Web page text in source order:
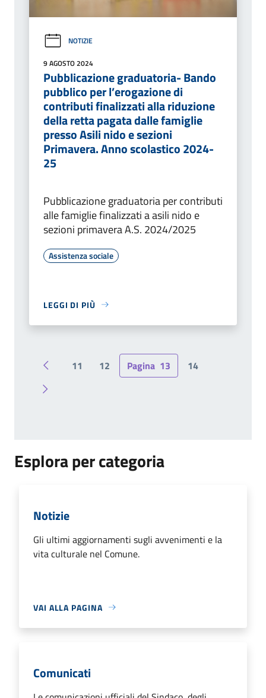
NOTIZIE
9 AGOSTO 2024
Pubblicazione graduatoria- Bando
pubblico per l’erogazione di
contributi finalizzati alla riduzione
della retta pagata dalle famiglie
presso Asili nido e sezioni
Primavera. Anno scolastico 2024-
25
Pubblicazione graduatoria per contributi
alle famiglie finalizzati a asili nido e
sezioni primavera A.S. 2024/2025
Assistenza sociale
LEGGI DI PIÙ
Pagina precedente
11 12 Pagina 13 14
Pagina successiva
Esplora per categoria
Notizie
Gli ultimi aggiornamenti sugli avvenimenti e la
vita culturale nel Comune.
VAI ALLA PAGINA
Comunicati